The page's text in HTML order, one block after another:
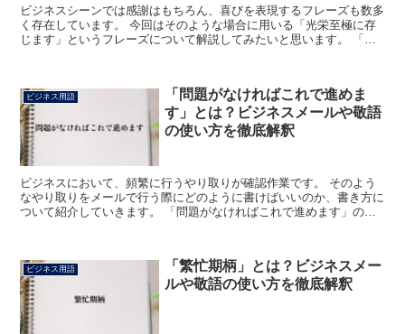
ビジネスシーンでは感謝はもちろん、喜びを表現するフレーズも数多
く存在しています。 今回はそのような場合に用いる「光栄至極に存
じます」というフレーズについて解説してみたいと思います。 「光
ビジネス用語
「問題がなければこれで進めま
す」とは？ビジネスメールや敬語
の使い方を徹底解釈
ビジネスにおいて、頻繁に行うやり取りが確認作業です。 そのよう
なやり取りをメールで行う際にどのように書けばいいのか、書き方に
ついて紹介していきます。 「問題がなければこれで進めます」の意
ビジネス用語
「繁忙期柄」とは？ビジネスメー
ルや敬語の使い方を徹底解釈